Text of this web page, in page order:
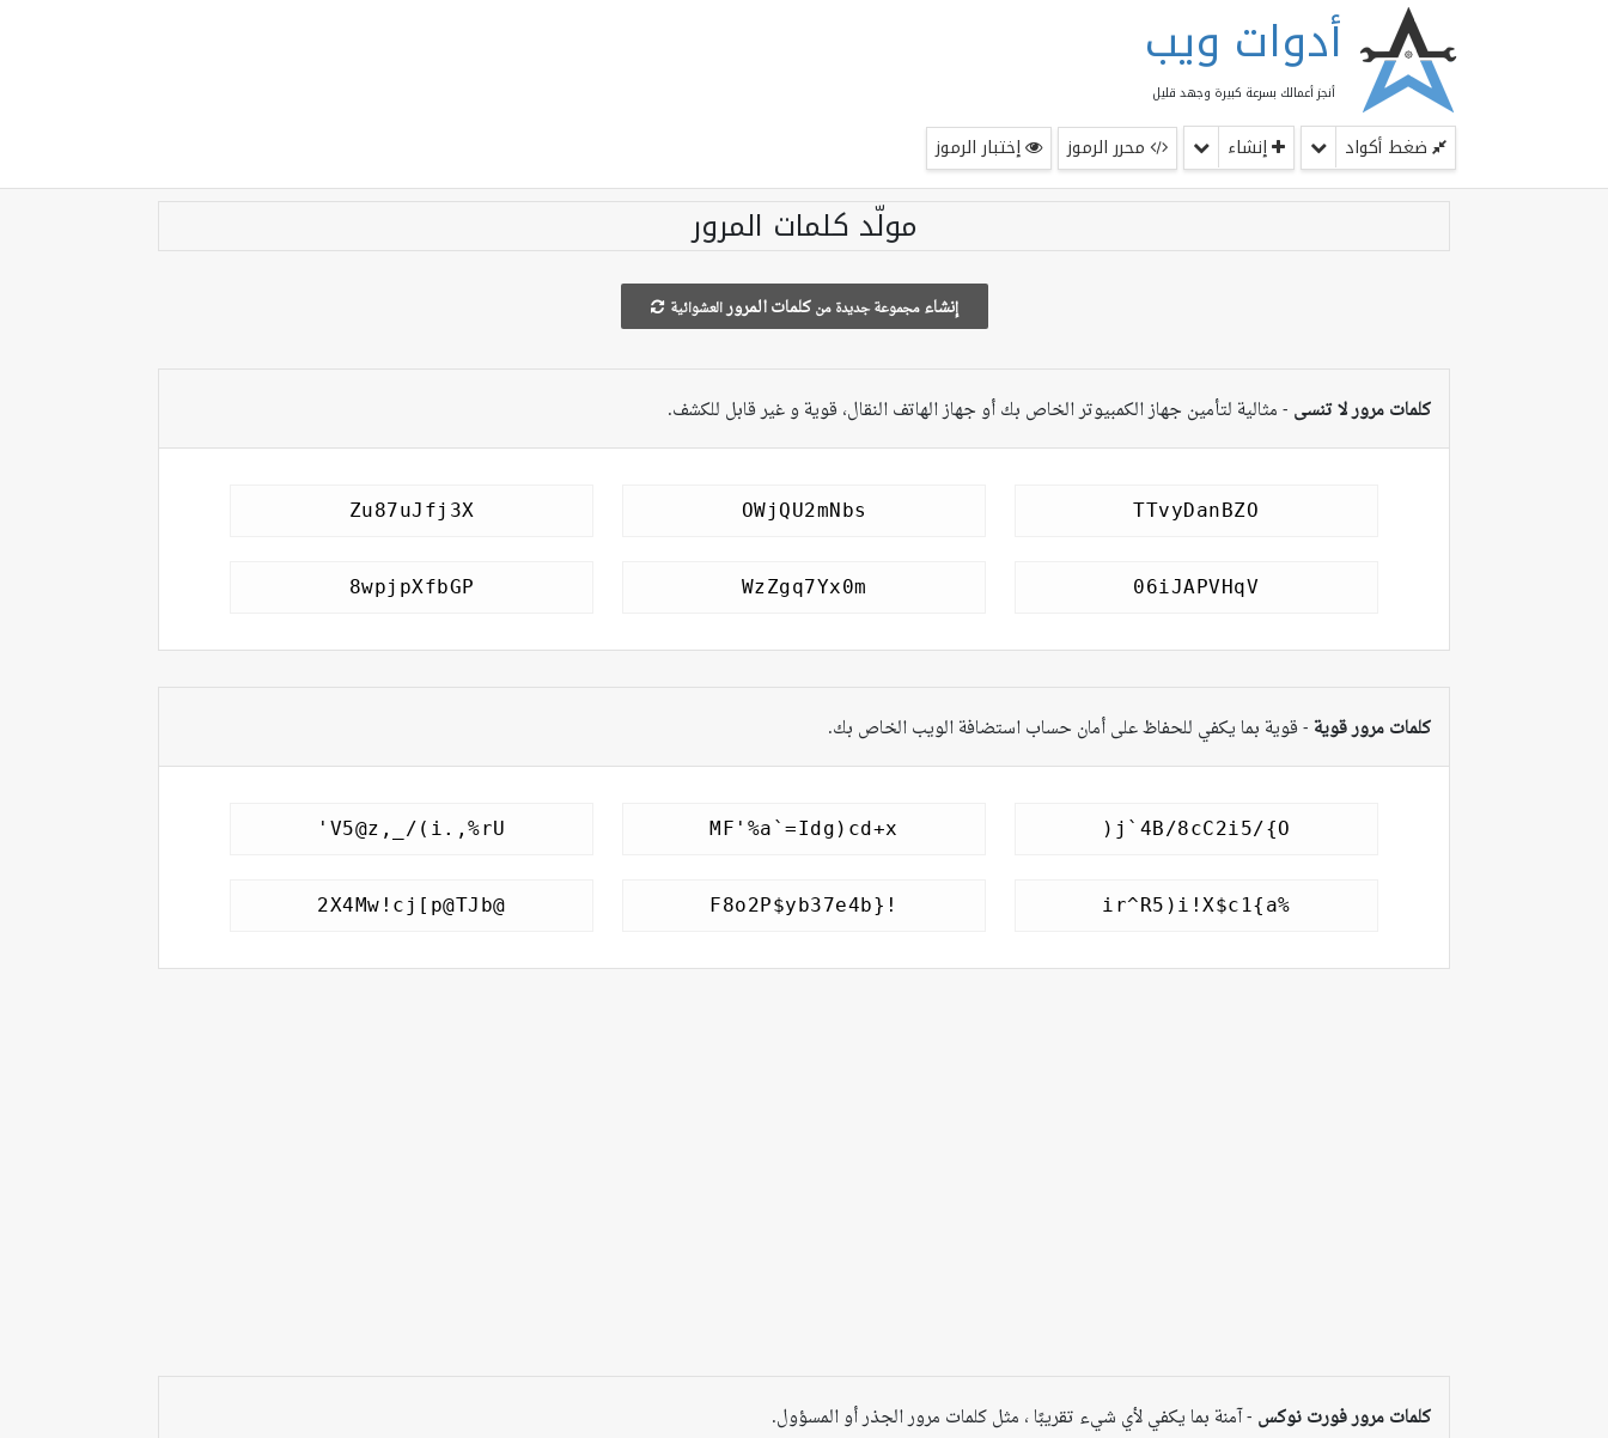
أدوات ويب
أنجز أعمالك بسرعة كبيرة وجهد قليل
ضغط أكواد إنشاء محرر الرموز إختبار الرموز
مولّد كلمات المرور
إنشاءمجموعة جديدة منكلمات المرور العشوائية
كلمات مرور لا تنسى - مثالية لتأمين جهاز الكمبيوتر الخاص بك أو جهاز الهاتف النقال، قوية و غير قابل للكشف.
كلمات مرور قوية - قوية بما يكفي للحفاظ على أمان حساب استضافة الويب الخاص بك.
كلمات مرور فورت نوكس - آمنة بما يكفي لأي شيء تقريبًا ، مثل كلمات مرور الجذر أو المسؤول.